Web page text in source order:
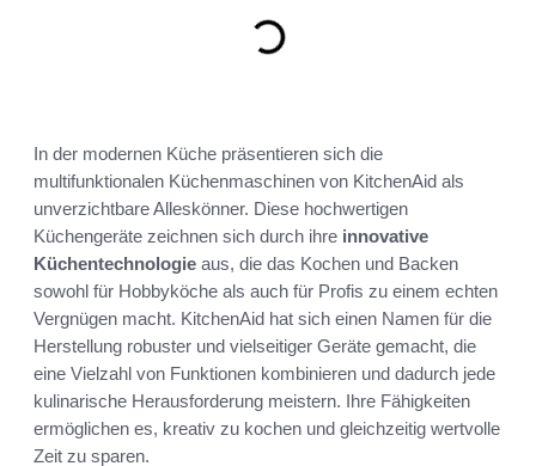
In der modernen Küche präsentieren sich die
multifunktionalen Küchenmaschinen von KitchenAid als
unverzichtbare Alleskönner. Diese hochwertigen
Küchengeräte zeichnen sich durch ihre innovative
Küchentechnologie aus, die das Kochen und Backen
sowohl für Hobbyköche als auch für Profis zu einem echten
Vergnügen macht. KitchenAid hat sich einen Namen für die
Herstellung robuster und vielseitiger Geräte gemacht, die
eine Vielzahl von Funktionen kombinieren und dadurch jede
kulinarische Herausforderung meistern. Ihre Fähigkeiten
ermöglichen es, kreativ zu kochen und gleichzeitig wertvolle
Zeit zu sparen.